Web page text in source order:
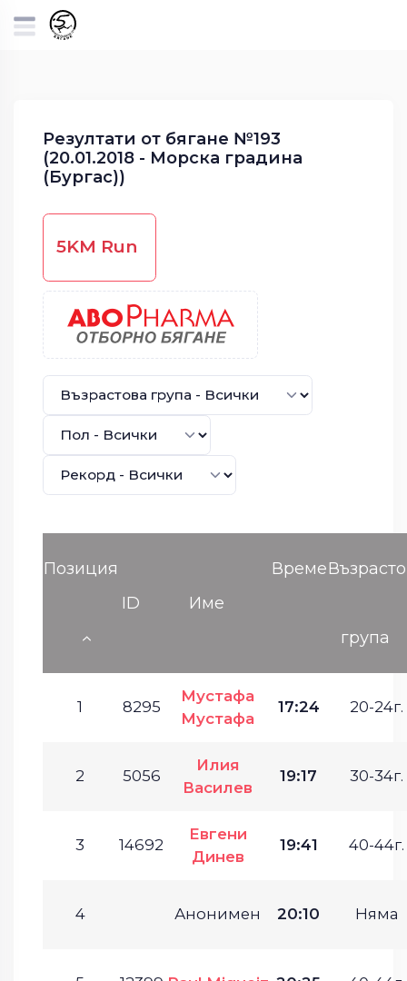
Резултати от бягане №193
(20.01.2018 - Морска градина
(Бургас))
5KM Run
Позиция
ID
Име
Време
група
1 8295
Мустафа
Мустафа
17:24 20-24г.
2 5056
Илия
Василев
19:17 30-34г.
3 14692
Евгени
Динев
19:41 40-44г.
4 Анонимен 20:10 Няма